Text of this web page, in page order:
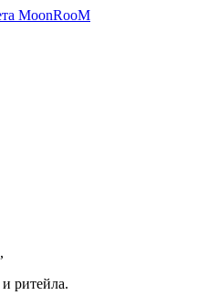
ритейла.